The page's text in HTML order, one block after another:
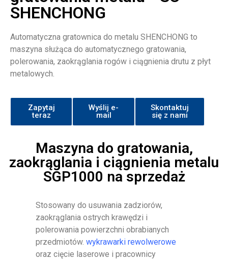
SHENCHONG
Automatyczna gratownica do metalu SHENCHONG to
maszyna służąca do automatycznego gratowania,
polerowania, zaokrąglania rogów i ciągnienia drutu z płyt
metalowych.
Zapytaj
teraz
Wyślij e-
mail
Skontaktuj
się z nami
Maszyna do gratowania,
zaokrąglania i ciągnienia metalu
SGP1000 na sprzedaż
Stosowany do usuwania zadziorów,
zaokrąglania ostrych krawędzi i
polerowania powierzchni obrabianych
przedmiotów. wykrawarki rewolwerowe
oraz cięcie laserowe i pracownicy